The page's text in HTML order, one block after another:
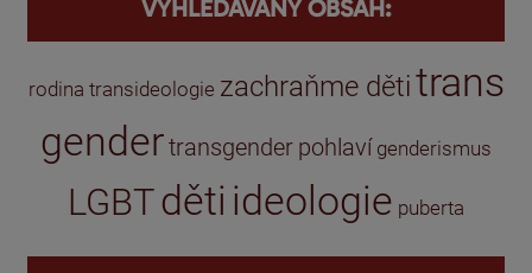
VYHLEDÁVANÝ OBSAH:
rodina transideologie zachraňme dětitrans
gendertransgender pohlaví genderismus
LGBT děti ideologie puberta